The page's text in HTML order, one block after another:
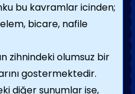
bu kavramlar icinden;
bicare, nafile
zihnindeki olumsuz bir
gostermektedir.
diğer sunumlar ise,